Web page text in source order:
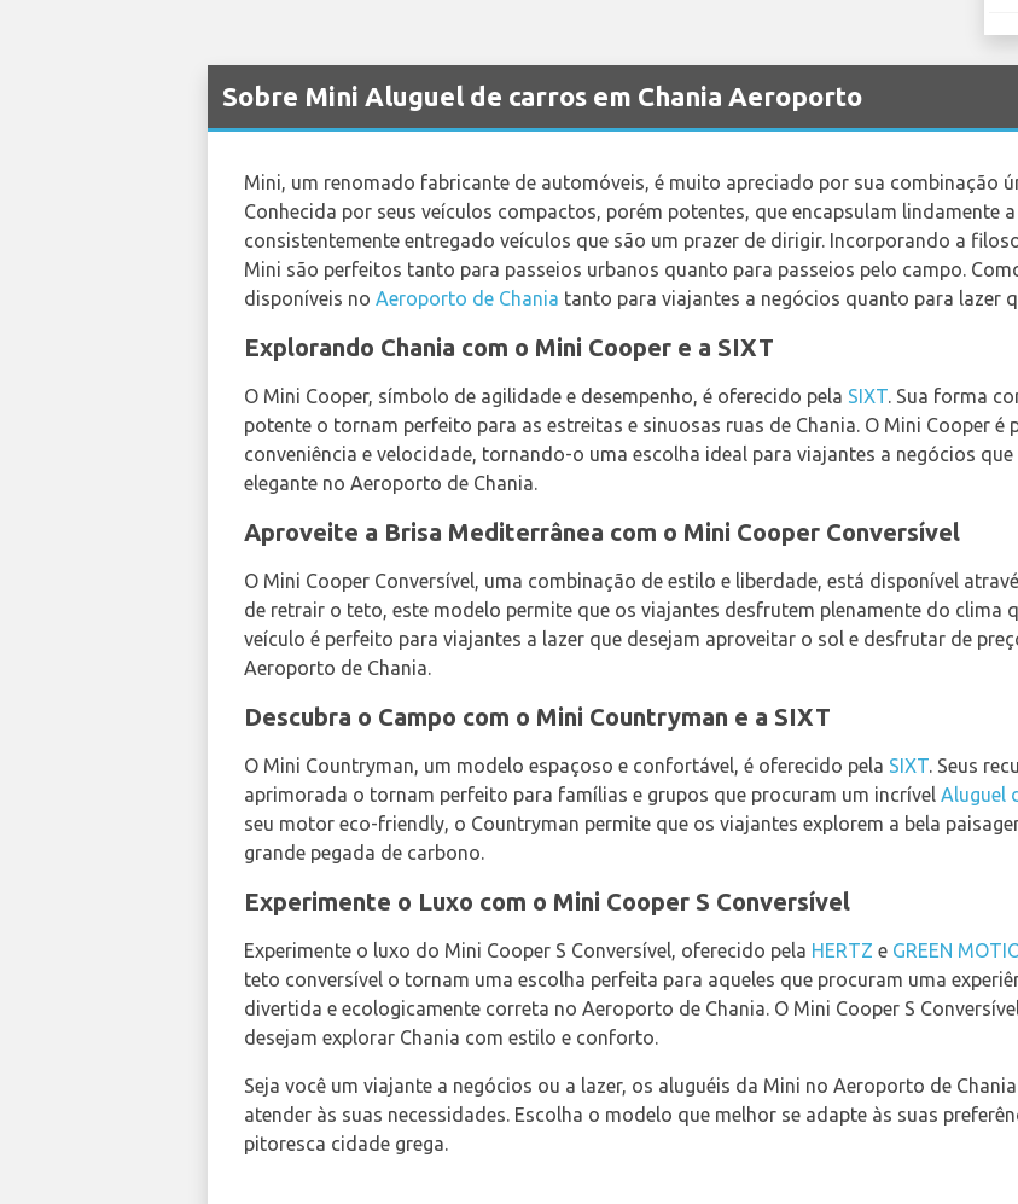
Sobre Mini Aluguel de carros em Chania Aeroporto
Mini, um renomado fabricante de automóveis, é muito apreciado por sua combinação
Conhecida por seus veículos compactos, porém potentes, que encapsulam lindamente
consistentemente entregado veículos que são um prazer de dirigir. Incorporando a
Mini são perfeitos tanto para passeios urbanos quanto para passeios pelo campo.
disponíveis no Aeroporto de Chania tanto para viajantes a negócios quanto para lazer
Explorando Chania com o Mini Cooper e a SIXT
O Mini Cooper, símbolo de agilidade e desempenho, é oferecido pela SIXT. Sua forma
potente o tornam perfeito para as estreitas e sinuosas ruas de Chania. O Mini Cooper é
conveniência e velocidade, tornando-o uma escolha ideal para viajantes a negócios
elegante no Aeroporto de Chania.
Aproveite a Brisa Mediterrânea com o Mini Cooper Conversível
O Mini Cooper Conversível, uma combinação de estilo e liberdade, está disponível
de retrair o teto, este modelo permite que os viajantes desfrutem plenamente do clima
veículo é perfeito para viajantes a lazer que desejam aproveitar o sol e desfrutar de
Aeroporto de Chania.
Descubra o Campo com o Mini Countryman e a SIXT
O Mini Countryman, um modelo espaçoso e confortável, é oferecido pela SIXT. Seus
aprimorada o tornam perfeito para famílias e grupos que procuram um incrível Aluguel
seu motor eco-friendly, o Countryman permite que os viajantes explorem a bela
grande pegada de carbono.
Experimente o Luxo com o Mini Cooper S Conversível
Experimente o luxo do Mini Cooper S Conversível, oferecido pela HERTZ e GREEN
teto conversível o tornam uma escolha perfeita para aqueles que procuram uma
divertida e ecologicamente correta no Aeroporto de Chania. O Mini Cooper S
desejam explorar Chania com estilo e conforto.
Seja você um viajante a negócios ou a lazer, os aluguéis da Mini no Aeroporto de
atender às suas necessidades. Escolha o modelo que melhor se adapte às suas
pitoresca cidade grega.